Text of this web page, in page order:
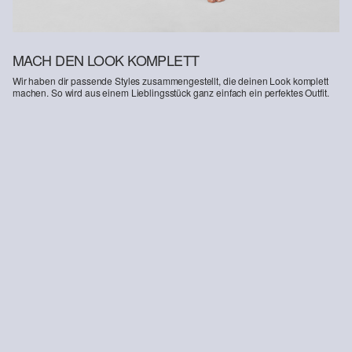
MACH DEN LOOK KOMPLETT
Wir haben dir passende Styles zusammengestellt, die deinen Look komplett
machen. So wird aus einem Lieblingsstück ganz einfach ein perfektes Outfit.